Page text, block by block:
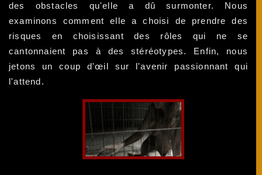
des obstacles qu'elle a dû surmonter. Nous
examinons comment elle a choisi de prendre des
risques en choisissant des rôles qui ne se
cantonnaient pas à des stéréotypes. Enfin, nous
jetons un coup d'œil sur l'avenir passionnant qui
l'attend.